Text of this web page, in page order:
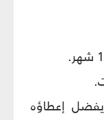
يفضل إعطاؤه